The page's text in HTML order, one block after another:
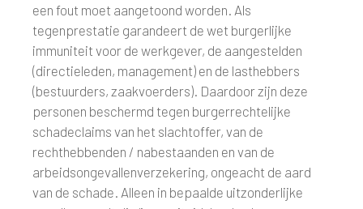
een fout moet aangetoond worden. Als
tegenprestatie garandeert de wet burgerlijke
immuniteit voor de werkgever, de aangestelden
(directieleden, management) en de lasthebbers
(bestuurders, zaakvoerders). Daardoor zijn deze
personen beschermd tegen burgerrechtelijke
schadeclaims van het slachtoffer, van de
rechthebbenden / nabestaanden en van de
arbeidsongevallenverzekering, ongeacht de aard
van de schade. Alleen in bepaalde uitzonderlijke